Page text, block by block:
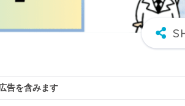
告を含みます